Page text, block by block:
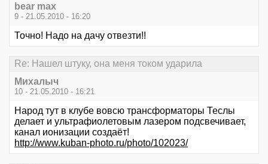
bear max
9 - 21.05.2010 - 16:20
Точно! Надо на дачу отвезти!!
Re: Нашел штуку, она меня током ударила
Михалыч
10 - 21.05.2010 - 16:21
Народ тут в клубе вовсю трансформаторы Теслы
делает и ультрафиолетовым лазером подсвечивает,
канал ионизации создаёт!
http://www.kuban-photo.ru/photo/102023/